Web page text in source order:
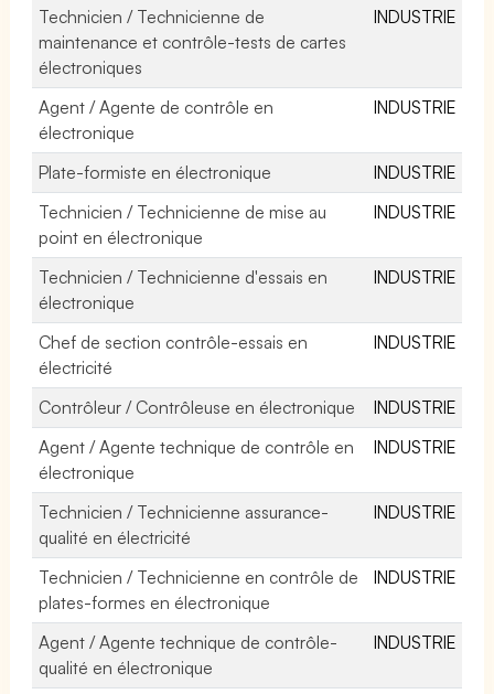
Technicien / Technicienne de
maintenance et contrôle-tests de cartes
électroniques
INDUSTRIE
Agent / Agente de contrôle en
électronique
INDUSTRIE
Plate-formiste en électronique
INDUSTRIE
Technicien / Technicienne de mise au
point en électronique
INDUSTRIE
Technicien / Technicienne d'essais en
électronique
INDUSTRIE
Chef de section contrôle-essais en
électricité
INDUSTRIE
Contrôleur / Contrôleuse en électronique
INDUSTRIE
Agent / Agente technique de contrôle en
électronique
INDUSTRIE
Technicien / Technicienne assurance-
qualité en électricité
INDUSTRIE
Technicien / Technicienne en contrôle de
plates-formes en électronique
INDUSTRIE
Agent / Agente technique de contrôle-
qualité en électronique
INDUSTRIE